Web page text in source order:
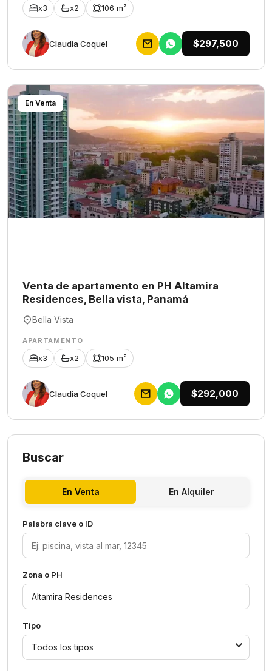
x3 x2 106 m²
Claudia Coquel $297,500
En Venta
Venta de apartamento en PH Altamira
Residences, Bella vista, Panamá
Bella Vista
APARTAMENTO
x3 x2 105 m²
Claudia Coquel $292,000
Buscar
En Venta En Alquiler
Palabra clave o ID
Zona o PH
Tipo
Todos los tipos